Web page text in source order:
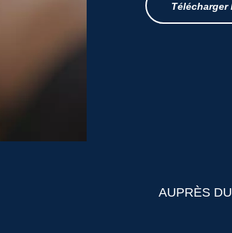
Télécharger
AUPRÈS